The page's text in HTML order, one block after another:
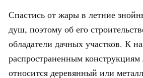
Спастись от жары в летние
душ, поэтому об его
обладатели дачных участков. К
распространенным конструкциям
относится деревянный или